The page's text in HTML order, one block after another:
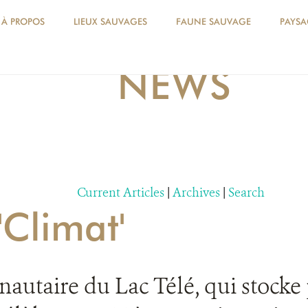
À PROPOS LIEUX SAUVAGES FAUNE SAUVAGE
NEWS
Current Articles | Archives | Search
du Lac Télé, qui